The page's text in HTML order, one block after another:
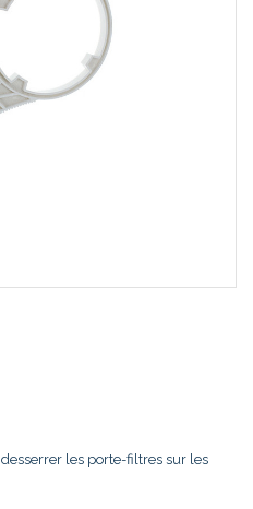
les porte-filtres sur les